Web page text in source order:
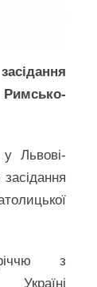
Римсько-
Львові-
з